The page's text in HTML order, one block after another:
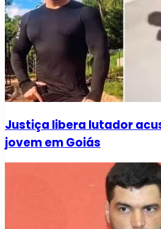
Justiça libera lutador
jovem em Goiás